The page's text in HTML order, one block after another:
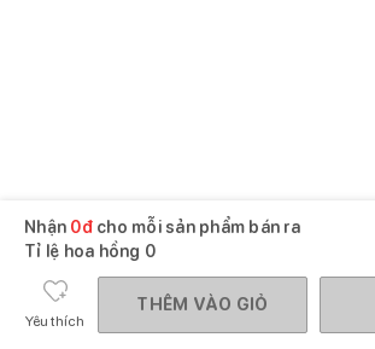
Nhận 0đcho mỗi sản phẩm bán ra
Tỉ lệ hoa hồng 0
Yêu thích
THÊM VÀO GIỎ